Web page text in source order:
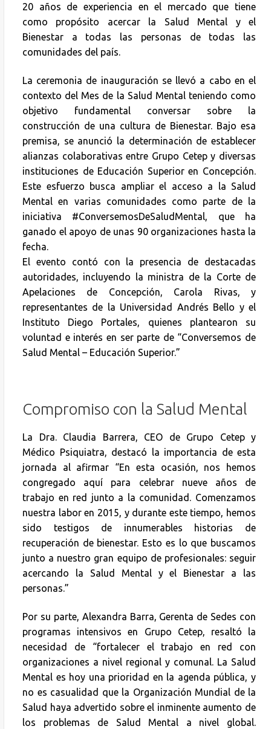
20 años de experiencia en el mercado que tiene
como propósito acercar la Salud Mental y el
Bienestar a todas las personas de todas las
comunidades del país.
La ceremonia de inauguración se llevó a cabo en el
contexto del Mes de la Salud Mental teniendo como
objetivo fundamental conversar sobre la
construcción de una cultura de Bienestar. Bajo esa
premisa, se anunció la determinación de establecer
alianzas colaborativas entre Grupo Cetep y diversas
instituciones de Educación Superior en Concepción.
Este esfuerzo busca ampliar el acceso a la Salud
Mental en varias comunidades como parte de la
iniciativa #ConversemosDeSaludMental, que ha
ganado el apoyo de unas 90 organizaciones hasta la
fecha.
El evento contó con la presencia de destacadas
autoridades, incluyendo la ministra de la Corte de
Apelaciones de Concepción, Carola Rivas, y
representantes de la Universidad Andrés Bello y el
Instituto Diego Portales, quienes plantearon su
voluntad e interés en ser parte de “Conversemos de
Salud Mental – Educación Superior.”
Compromiso con la Salud Mental
La Dra. Claudia Barrera, CEO de Grupo Cetep y
Médico Psiquiatra, destacó la importancia de esta
jornada al afirmar “En esta ocasión, nos hemos
congregado aquí para celebrar nueve años de
trabajo en red junto a la comunidad. Comenzamos
nuestra labor en 2015, y durante este tiempo, hemos
sido testigos de innumerables historias de
recuperación de bienestar. Esto es lo que buscamos
junto a nuestro gran equipo de profesionales: seguir
acercando la Salud Mental y el Bienestar a las
personas.”
Por su parte, Alexandra Barra, Gerenta de Sedes con
programas intensivos en Grupo Cetep, resaltó la
necesidad de “fortalecer el trabajo en red con
organizaciones a nivel regional y comunal. La Salud
Mental es hoy una prioridad en la agenda pública, y
no es casualidad que la Organización Mundial de la
Salud haya advertido sobre el inminente aumento de
los problemas de Salud Mental a nivel global.